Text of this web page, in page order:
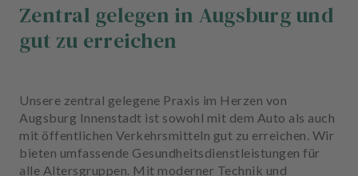
Zentral gelegen in Augsburg und
gut zu erreichen
Unsere zentral gelegene Praxis im Herzen von
Augsburg Innenstadt ist sowohl mit dem Auto als auch
mit öffentlichen Verkehrsmitteln gut zu erreichen. Wir
bieten umfassende Gesundheitsdienstleistungen für
alle Altersgruppen. Mit moderner Technik und